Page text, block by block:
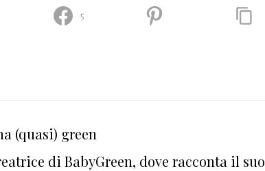
5
(quasi) green
di BabyGreen, dove racconta il suo